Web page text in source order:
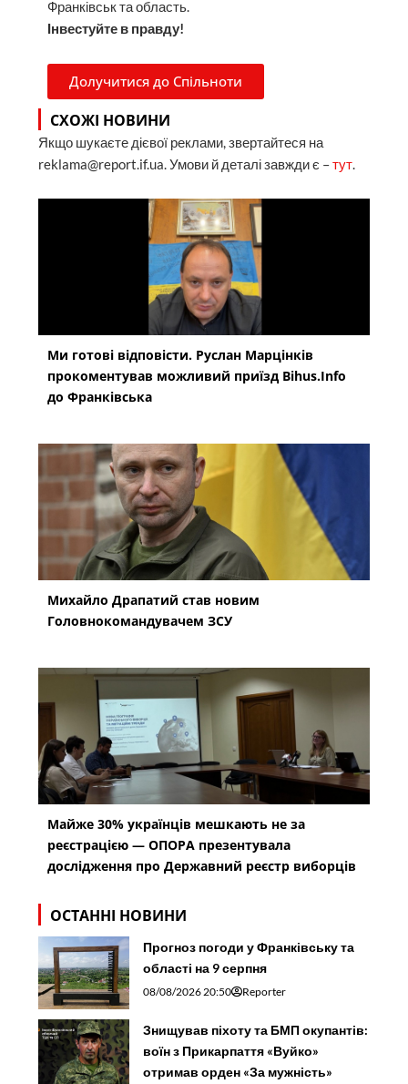
Франківськ та область.
Інвестуйте в правду!
Долучитися до Спільноти
СХОЖІ НОВИНИ
Якщо шукаєте дієвої реклами, звертайтеся на
reklama@report.if.ua. Умови й деталі завжди є –тут.
Ми готові відповісти. Руслан Марцінків
прокоментував можливий приїзд Bihus.Info
до Франківська
Михайло Драпатий став новим
Головнокомандувачем ЗСУ
Майже 30% українців мешкають не за
реєстрацією — ОПОРА презентувала
дослідження про Державний реєстр виборців
ОСТАННІ НОВИНИ
Прогноз погоди у Франківську та
області на 9 серпня
08/08/2026 20:50 Reporter
Знищував піхоту та БМП окупантів:
воїн з Прикарпаття «Вуйко»
отримав орден «За мужність»